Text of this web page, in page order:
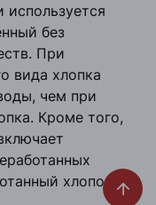
без
При
вида хлопка
чем при
Кроме того,
хлопок и